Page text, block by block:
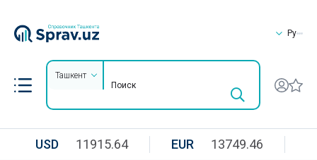
Ру
Ташкент
USD 11915.64 EUR 13749.46